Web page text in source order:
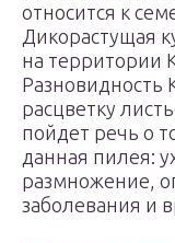
относится к
Дикорастущая
на территории
Разновидность
расцветку
пойдет речь о
данная пилея:
размножение,
заболевания и